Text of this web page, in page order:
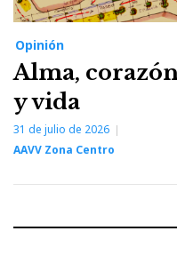
Opinión
Alma,
y vida
31 de julio de 2026
AAVV Zona Centro